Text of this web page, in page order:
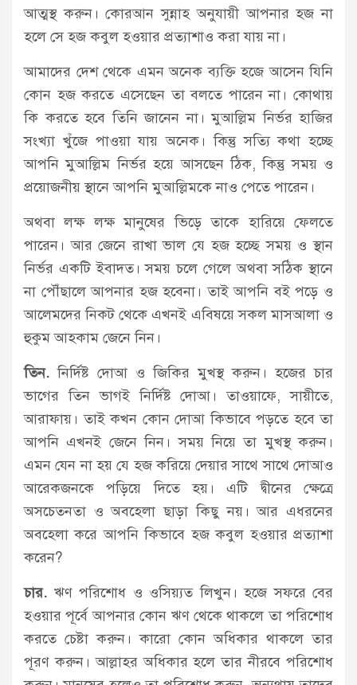
আত্মস্থ করুন। কোরআন সুন্নাহ অনুযায়ী আপনার হজ না
হলে সে হজ কবুল হওয়ার প্রত্যাশাও করা যায় না।
আমাদের দেশ থেকে এমন অনেক ব্যক্তি হজে আসেন যিনি
কোন হজ করতে এসেছেন তা বলতে পারেন না। কোথায়
কি করতে হবে তিনি জানেন না। মুআল্লিম নির্ভর হাজির
সংখ্যা খুঁজে পাওয়া যায় অনেক। কিন্তু সত্যি কথা হচ্ছে
আপনি মুআল্লিম নির্ভর হয়ে আসছেন ঠিক, কিন্তু সময় ও
প্রয়োজনীয় স্থানে আপনি মুআল্লিমকে নাও পেতে পারেন।
অথবা লক্ষ লক্ষ মানুষের ভিড়ে তাকে হারিয়ে ফেলতে
পারেন। আর জেনে রাখা ভাল যে হজ হচ্ছে সময় ও স্থান
নির্ভর একটি ইবাদত। সময় চলে গেলে অথবা সঠিক স্থানে
না পৌঁছালে আপনার হজ হবেনা। তাই আপনি বই পড়ে ও
আলেমদের নিকট থেকে এখনই এবিষয়ে সকল মাসআলা ও
হুকুম আহকাম জেনে নিন।
তিন. নির্দিষ্ট দোআ ও জিকির মুখস্থ করুন। হজের চার
ভাগের তিন ভাগই নির্দিষ্ট দোআ। তাওয়াফে, সায়ীতে,
আরাফায়। তাই কখন কোন দোআ কিভাবে পড়তে হবে তা
আপনি এখনই জেনে নিন। সময় নিয়ে তা মুখস্থ করুন।
এমন যেন না হয় যে হজ করিয়ে দেয়ার সাথে সাথে দোআও
আরেকজনকে পড়িয়ে দিতে হয়। এটি দ্বীনের ক্ষেত্রে
অসচেতনতা ও অবহেলা ছাড়া কিছু নয়। আর এধরনের
অবহেলা করে আপনি কিভাবে হজ কবুল হওয়ার প্রত্যাশা
করেন?
চার. ঋণ পরিশোধ ও ওসিয়্যত লিখুন। হজে সফরে বের
হওয়ার পূর্বে আপনার কোন ঋণ থেকে থাকলে তা পরিশোধ
করতে চেষ্টা করুন। কারো কোন অধিকার থাকলে তার
পূরণ করুন। আল্লাহর অধিকার হলে তার নীরবে পরিশোধ